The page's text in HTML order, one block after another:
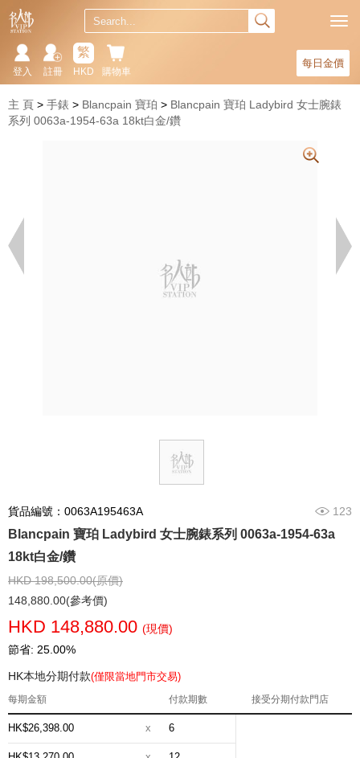
每日金價
購物車
繁
HKD
註冊
登入
主 頁 手錶 Blancpain 寶珀
Blancpain 寶珀 Ladybird 女士腕錶
系列 0063a-1954-63a 18kt白金/鑽
貨品編號：0063A195463A 123
Blancpain 寶珀 Ladybird 女士腕錶系列 0063a-1954-63a
18kt白金/鑽
HKD 198,500.00(原價)
148,880.00(參考價)
HKD 148,880.00 (現價)
節省: 25.00%
HK本地分期付款(僅限當地門市交易)
每期金額 付款期數 接受分期付款門店
HK$26,398.00 x 6